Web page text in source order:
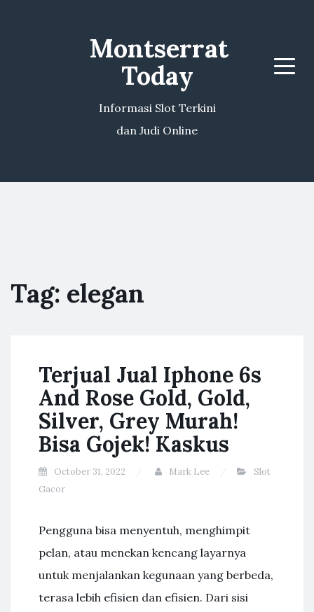
Montserrat
Today
Informasi Slot Terkini
dan Judi Online
Menu
Tag: elegan
Terjual Jual Iphone 6s
And Rose Gold, Gold,
Silver, Grey Murah!
Bisa Gojek! Kaskus
October 31, 2022 Mark Lee
Slot
Gacor
Pengguna bisa menyentuh, menghimpit
pelan, atau menekan kencang layarnya
untuk menjalankan kegunaan yang berbeda,
terasa lebih efisien dan efisien. Dari sisi